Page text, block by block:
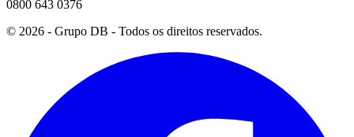
0800 643 0376
© 2026 - Grupo DB - Todos os direitos reservados.